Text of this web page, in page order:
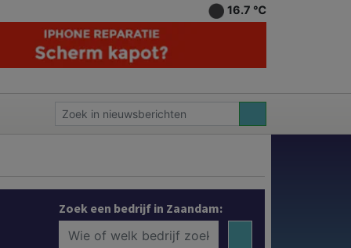
16.7 ℃
Zoek een bedrijf in Zaandam: